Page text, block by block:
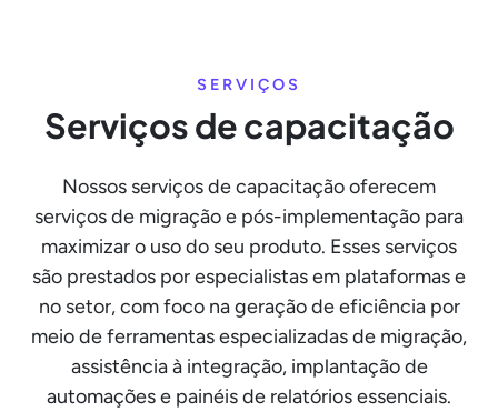
SERVIÇOS
Serviços de capacitação
Nossos serviços de capacitação oferecem
serviços de migração e pós-implementação para
maximizar o uso do seu produto. Esses serviços
são prestados por especialistas em plataformas e
no setor, com foco na geração de eficiência por
meio de ferramentas especializadas de migração,
assistência à integração, implantação de
automações e painéis de relatórios essenciais.